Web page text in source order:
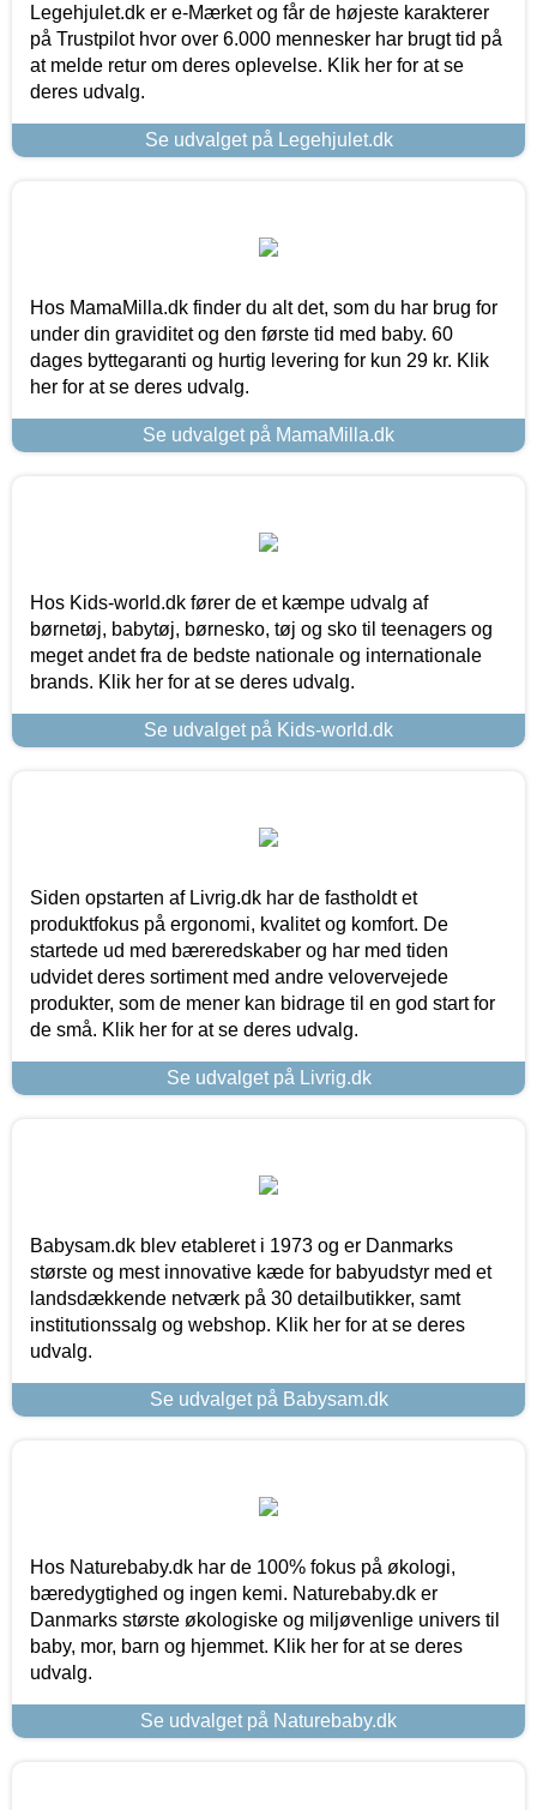
Legehjulet.dk er e-Mærket og får de højeste karakterer
på Trustpilot hvor over 6.000 mennesker har brugt tid på
at melde retur om deres oplevelse. Klik her for at se
deres udvalg.
Se udvalget på Legehjulet.dk
Hos MamaMilla.dk finder du alt det, som du har brug for
under din graviditet og den første tid med baby. 60
dages byttegaranti og hurtig levering for kun 29 kr. Klik
her for at se deres udvalg.
Se udvalget på MamaMilla.dk
Hos Kids-world.dk fører de et kæmpe udvalg af
børnetøj, babytøj, børnesko, tøj og sko til teenagers og
meget andet fra de bedste nationale og internationale
brands. Klik her for at se deres udvalg.
Se udvalget på Kids-world.dk
Siden opstarten af Livrig.dk har de fastholdt et
produktfokus på ergonomi, kvalitet og komfort. De
startede ud med bæreredskaber og har med tiden
udvidet deres sortiment med andre velovervejede
produkter, som de mener kan bidrage til en god start for
de små. Klik her for at se deres udvalg.
Se udvalget på Livrig.dk
Babysam.dk blev etableret i 1973 og er Danmarks
største og mest innovative kæde for babyudstyr med et
landsdækkende netværk på 30 detailbutikker, samt
institutionssalg og webshop. Klik her for at se deres
udvalg.
Se udvalget på Babysam.dk
Hos Naturebaby.dk har de 100% fokus på økologi,
bæredygtighed og ingen kemi. Naturebaby.dk er
Danmarks største økologiske og miljøvenlige univers til
baby, mor, barn og hjemmet. Klik her for at se deres
udvalg.
Se udvalget på Naturebaby.dk